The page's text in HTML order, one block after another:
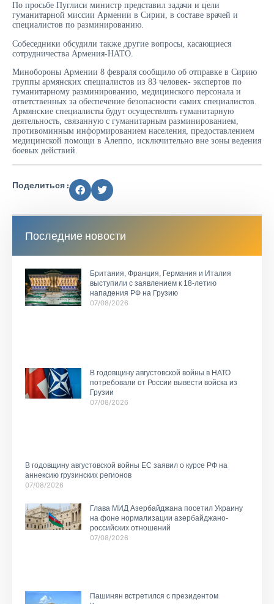
По просьбе Пуглиси министр представил задачи и цели
гуманитарной миссии Армении в Сирии, в составе врачей и
специалистов по разминированию.
Собеседники обсудили также другие вопросы, касающиеся
сотрудничества Армения-НАТО.
Минобороны Армении 8 февраля сообщило об отправке в Сирию
группы армянских специалистов из 83 человек- экспертов по
гуманитарному разминированию, медицинского персонала и
ответственных за обеспечение безопасности самих специалистов.
Армянские специалисты будут осуществлять гуманитарную
деятельность, связанную с гуманитарным разминированием,
противоминным информированием населения, предоставлением
медицинской помощи в Алеппо, исключительно вне зоны ведения
боевых действий.
Поделиться :
Последние новости
Британия, Франция, Германия и Италия
выступили с заявлением к 18-летию
нападения РФ на Грузию
07/08/2026
В годовщину августовской войны в НАТО
потребовали от России вывести войска из
Грузии
07/08/2026
В годовщину августовской войны ЕС заявил о курсе РФ на
аннексию грузинских регионов
07/08/2026
Глава МИД Азербайджана посетил Украину
на фоне нормализации азербайджано-
российских отношений
07/08/2026
Пашинян встретился с президентом